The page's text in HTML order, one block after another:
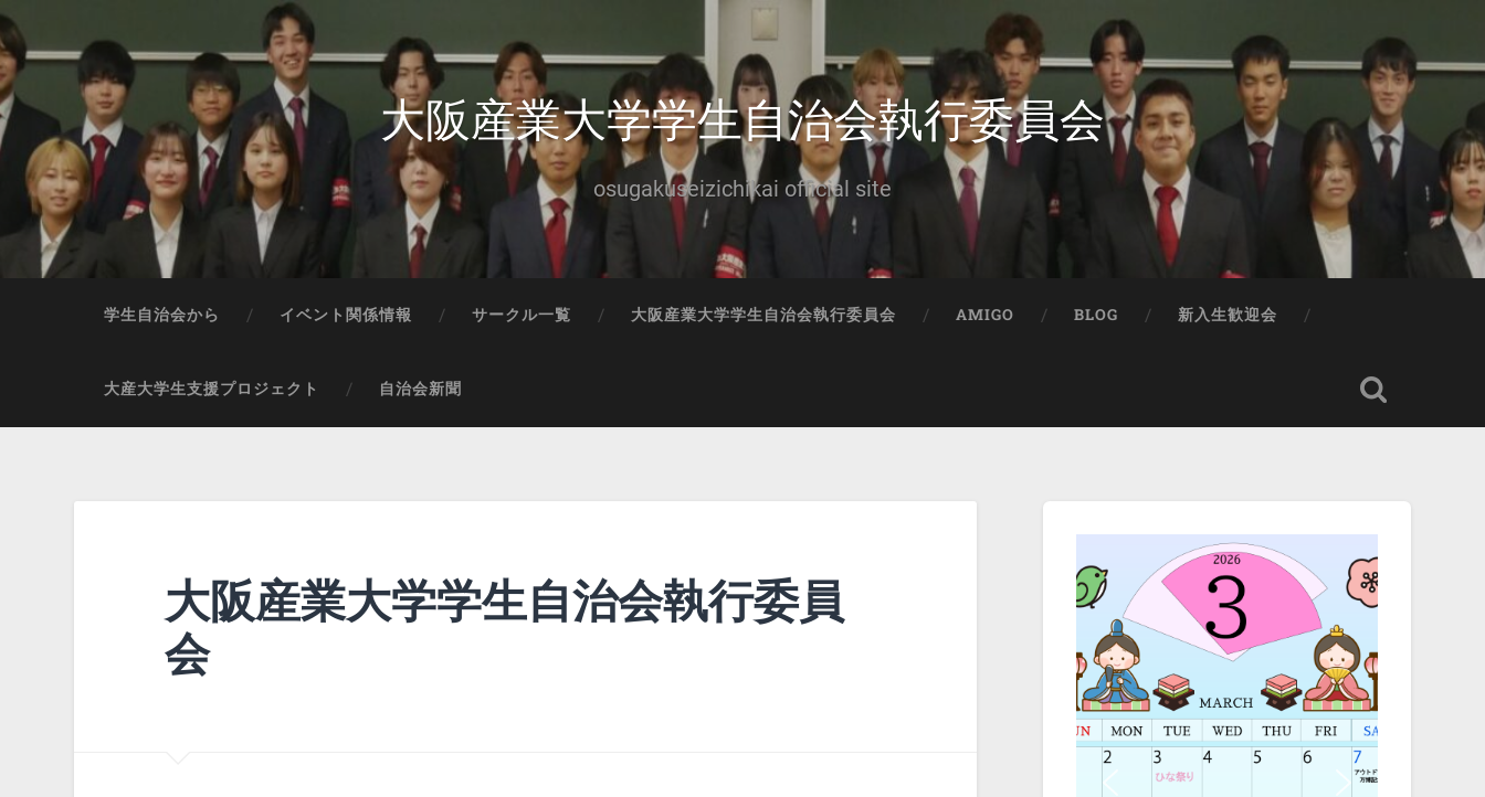
大阪産業大学学生自治会執行委員会
osugakuseizichikai official site
学生自治会から イベント関係情報 サークル一覧 大阪産業大学学生自治会執行委員会 AMIGO BLOG 新入生歓迎会
大産大学生支援プロジェクト 自治会新聞
大阪産業大学学生自治会執行委員
会